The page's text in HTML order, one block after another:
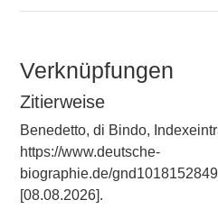
Verknüpfungen
Zitierweise
Benedetto, di Bindo,
https://www.deutsche-
biographie.de/
[08.08.2026].